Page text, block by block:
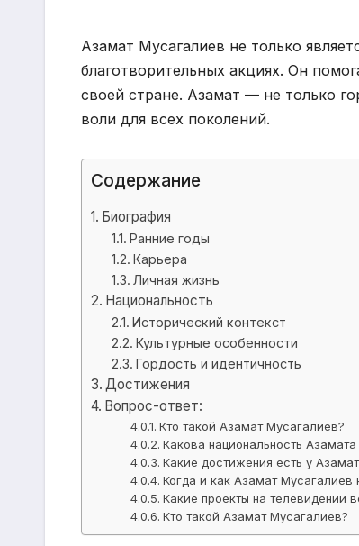
Азамат Мусагалиев не только
благотворительных акциях. Он
своей стране. Азамат — не только
воли для всех поколений.
Содержание
Биография
Ранние годы
Карьера
Личная жизнь
Национальность
Исторический контекст
Культурные особенности
Гордость и идентичность
Достижения
Вопрос-ответ:
Кто такой Азамат Мусагалиев?
Какова национальность
Какие достижения есть у
Когда и как Азамат
Какие проекты на телевидении
Кто такой Азамат Мусагалиев?